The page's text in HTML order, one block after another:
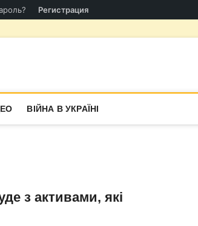
Регистрация
ВІЙНА В УКРАЇНІ
з активами, які